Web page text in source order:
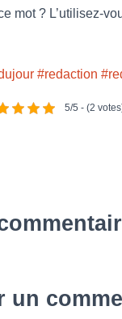
mot ? L’utilisez-
#redaction
5/5 - (2
un